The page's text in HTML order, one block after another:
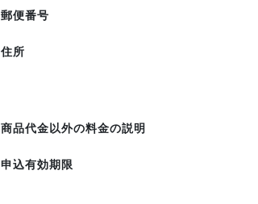
郵便番号
住所
商品代金以外の料金の説明
申込有効期限